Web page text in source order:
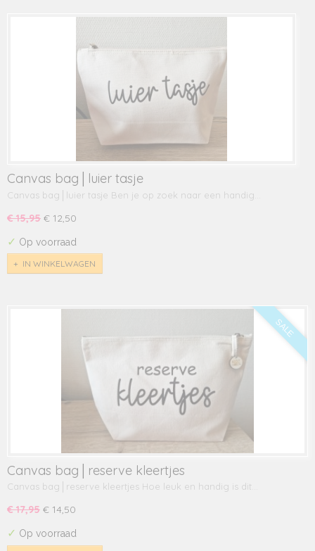
Canvas bag│luier tasje
Canvas bag│luier tasje Ben je op zoek naar een handig…
€ 15,95 € 12,50
✓ Op voorraad
IN WINKELWAGEN
SALE
Canvas bag│reserve kleertjes
Canvas bag│reserve kleertjes Hoe leuk en handig is dit…
€ 17,95 € 14,50
✓ Op voorraad